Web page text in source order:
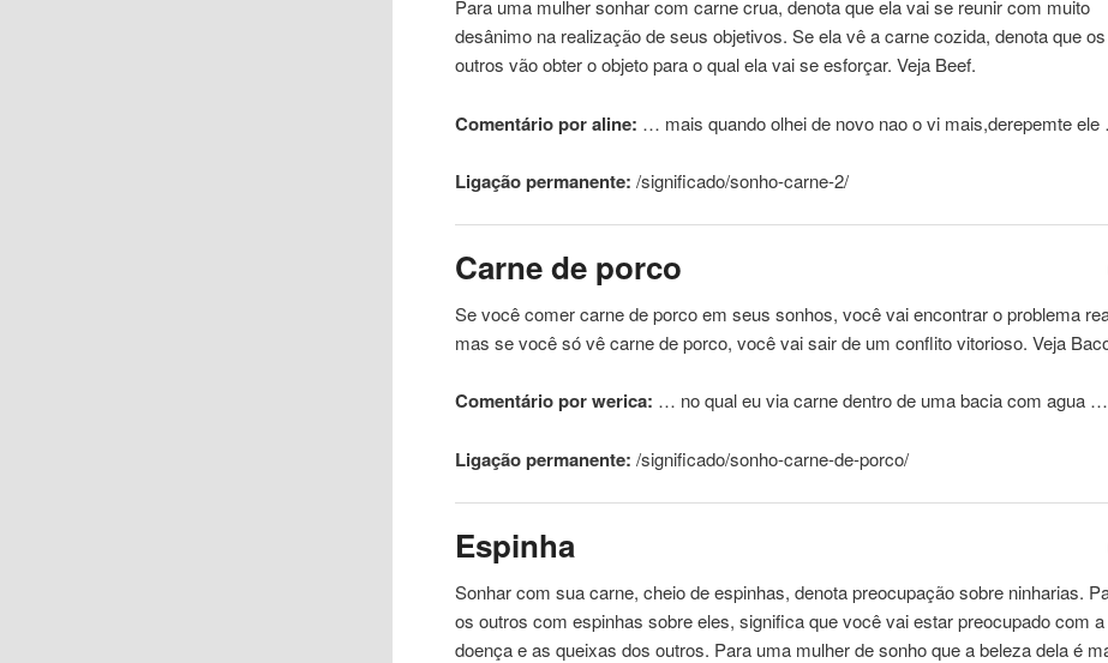
Para uma mulher sonhar comcarnecrua, denota que ela vai se reunir com muito
desânimo na realizaçãodeseus objetivos. Se ela vê acarnecozida, denota que os
outros vão obter o objeto para o qual ela vai se esforçar. Veja Beef.
Comentário por aline: … mais quando olheide novo nao o vi mais,derepemte
Ligação permanente: /significado/sonho-carne-2/
Carne de porco
Se você comercarne deporco em seus sonhos, você vai encontrar o problema
mas se você só vêcarne deporco, você vai sairde um conflito vitorioso. Veja
Comentário por werica: … no qual eu viacarnedentrode uma bacia com agua …
Ligação permanente: /significado/sonho-carne-de-porco/
Espinha
Sonhar com suacarne, cheiodeespinhas, denota preocupação sobre ninharias.
os outros com espinhas sobre eles, significa que você vai estar preocupado com a
doença e as queixas dos outros. Para uma mulherdesonho que a beleza dela é